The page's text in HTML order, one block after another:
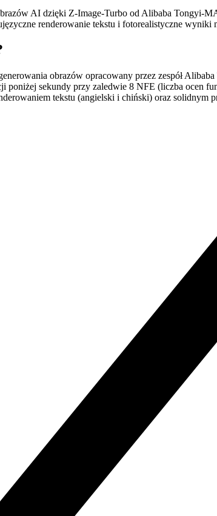
AI dzięki Z-Image-Turbo od Alibaba Tongyi-
renderowanie tekstu i fotorealistyczne
obrazów opracowany przez zespół
poniżej sekundy przy zaledwie 8 NFE (liczba
tekstu (angielski i chiński) oraz